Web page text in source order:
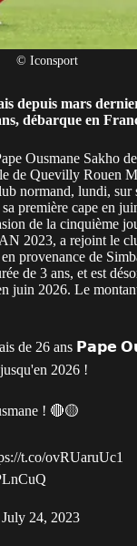
© Iconsport
depuis mars
débarque en
Ousmane Sakho
de Quevilly Rouen
normand, lundi, sur
première cape en
de la cinquième
2023, a rejoint le
provenance de
de 3 ans, et est
juin 2026. Le
de 26 ans
2026 !
! 🔴🟡
t.co/ovRUaruUc1
July 24, 2023